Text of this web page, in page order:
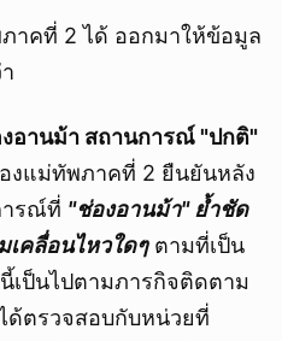
าคที่ 2 ได้ ออกมาให้ข้อมูล
อานม้า สถานการณ์ "ปกติ"
งแม่ทัพภาคที่ 2 ยืนยันหลัง
ารณ์ที่ "ช่องอานม้า" ย้ำชัด
คลื่อนไหวใดๆตามที่เป็น
เป็นไปตามภารกิจติดตาม
ตรวจสอบกับหน่วยที่